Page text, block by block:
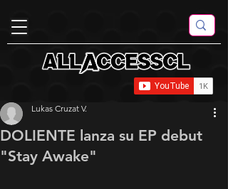
DOLIENTE lanza su EP debut
"Stay Awake"
Lukas Cruzat V.